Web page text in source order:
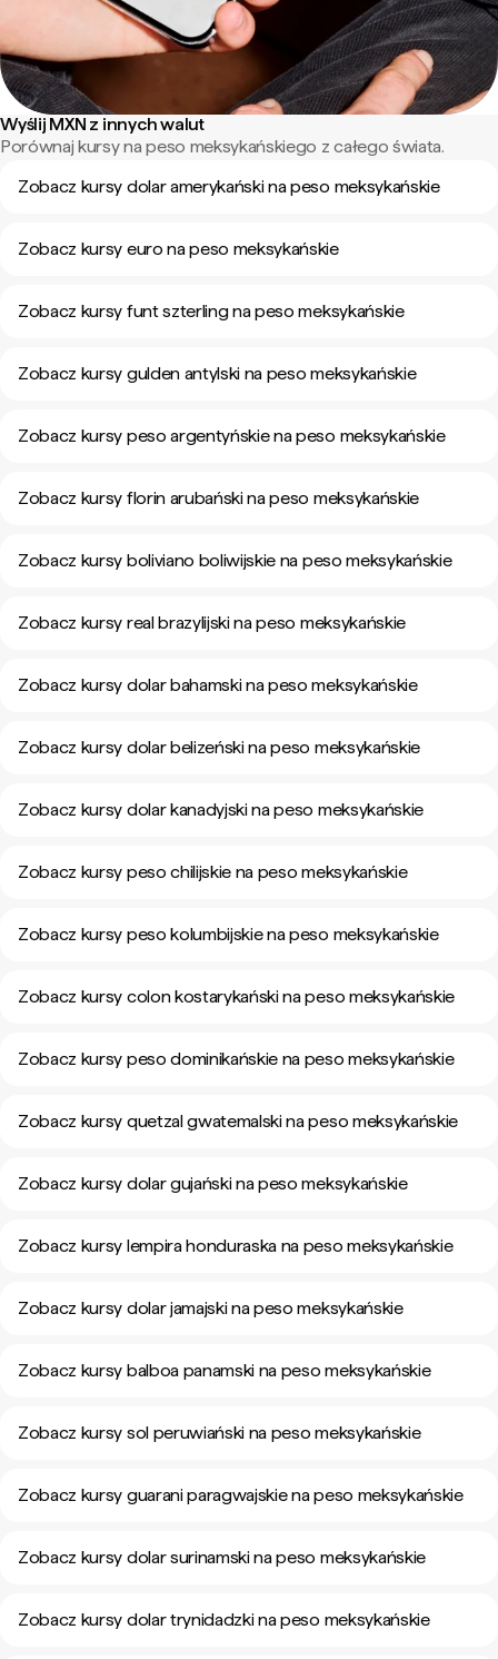
Wyślij MXN z innych walut
Porównaj kursy na peso meksykańskiego z całego świata.
Zobacz kursy dolar amerykański na peso meksykańskie
Zobacz kursy euro na peso meksykańskie
Zobacz kursy funt szterling na peso meksykańskie
Zobacz kursy gulden antylski na peso meksykańskie
Zobacz kursy peso argentyńskie na peso meksykańskie
Zobacz kursy florin arubański na peso meksykańskie
Zobacz kursy boliviano boliwijskie na peso meksykańskie
Zobacz kursy real brazylijski na peso meksykańskie
Zobacz kursy dolar bahamski na peso meksykańskie
Zobacz kursy dolar belizeński na peso meksykańskie
Zobacz kursy dolar kanadyjski na peso meksykańskie
Zobacz kursy peso chilijskie na peso meksykańskie
Zobacz kursy peso kolumbijskie na peso meksykańskie
Zobacz kursy colon kostarykański na peso meksykańskie
Zobacz kursy peso dominikańskie na peso meksykańskie
Zobacz kursy quetzal gwatemalski na peso meksykańskie
Zobacz kursy dolar gujański na peso meksykańskie
Zobacz kursy lempira honduraska na peso meksykańskie
Zobacz kursy dolar jamajski na peso meksykańskie
Zobacz kursy balboa panamski na peso meksykańskie
Zobacz kursy sol peruwiański na peso meksykańskie
Zobacz kursy guarani paragwajskie na peso meksykańskie
Zobacz kursy dolar surinamski na peso meksykańskie
Zobacz kursy dolar trynidadzki na peso meksykańskie